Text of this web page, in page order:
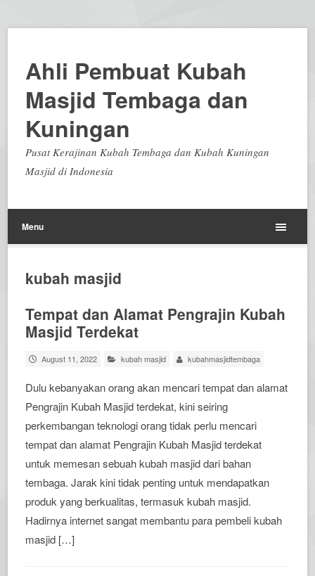
Ahli Pembuat Kubah
Masjid Tembaga dan
Kuningan
Pusat Kerajinan Kubah Tembaga dan Kubah Kuningan
Masjid di Indonesia
Menu
kubah masjid
Tempat dan Alamat Pengrajin Kubah
Masjid Terdekat
August 11, 2022 kubah masjid kubahmasjidtembaga
Dulu kebanyakan orang akan mencari tempat dan alamat
Pengrajin Kubah Masjid terdekat, kini seiring
perkembangan teknologi orang tidak perlu mencari
tempat dan alamat Pengrajin Kubah Masjid terdekat
untuk memesan sebuah kubah masjid dari bahan
tembaga. Jarak kini tidak penting untuk mendapatkan
produk yang berkualitas, termasuk kubah masjid.
Hadirnya internet sangat membantu para pembeli kubah
masjid […]